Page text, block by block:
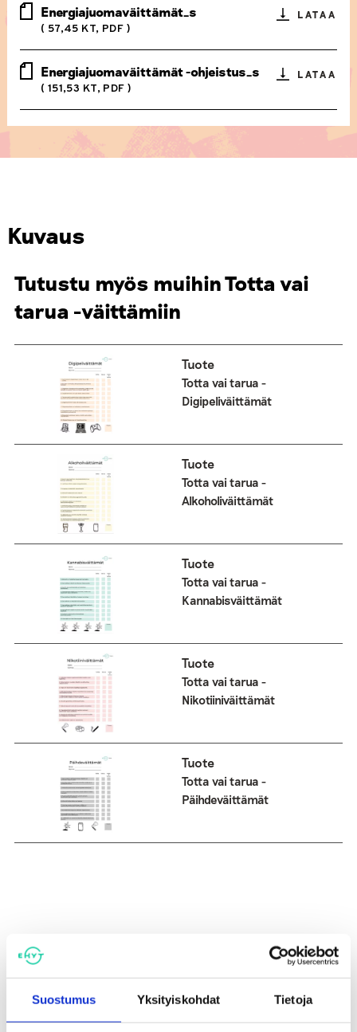
Suostumus Yksityiskohdat Tietoja
Energiajuomaväittämät_s
( 57,45 KT, PDF )
LATAA
Energiajuomaväittämät -ohjeistus_s
( 151,53 KT, PDF )
LATAA
Kuvaus
Tutustu myös muihin Totta vai
tarua -väittämiin
Tuote
Totta vai tarua -
Digipeliväittämät
Tuote
Totta vai tarua -
Alkoholiväittämät
Tuote
Totta vai tarua -
Kannabisväittämät
Tuote
Totta vai tarua -
Nikotiiniväittämät
Tuote
Totta vai tarua -
Päihdeväittämät
Saatat myös pitää...